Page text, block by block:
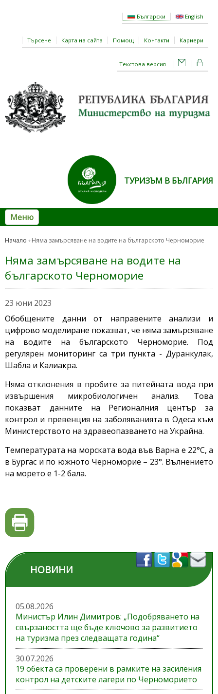
Български English
Търсене Карта на сайта Помощ Контакти Кариери
Текстова версия
ТУРИЗЪМ В БЪЛГАРИЯ
Меню
Начало Няма замърсяване на водите на българското Черноморие
Няма замърсяване на водите на
българското Черноморие
23 юни 2023
Обобщените данни от направените анализи и
цифрово моделиране показват, че няма замърсяване
на водите на българското Черноморие. Под
регулярен мониторинг са три пункта - Дуранкулак,
Шабла и Калиакра.
Няма отклонения в пробите за питейната вода при
извършения микробиологичен анализ. Това
показват данните на Регионалния център за
контрол и превенция на заболяванията в Одеса към
Министерството на здравеопазването на Украйна.
Температурата на морската вода във Варна е 22°C, а
в Бургас и по южното Черноморие – 23°. Вълнението
на морето е 1-2 бала.
НОВИНИ
05.08.2026
Министър Илин Димитров: „Подобряването на
свързаността ще бъде ключово за развитието
на туризма през следващата година“
30.07.2026
19 обекта са проверени в рамките на засиления
контрол на детските лагери по Черноморието